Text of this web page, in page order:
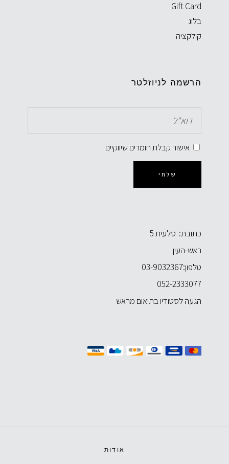
Gift Card
בלוג
קולקציה
הרשמה לניוזלטר
אישור קבלת חומרים שיווקיים
שלחי
כתובת: סלעית 5
ראש-העין
טלפון:03-9032367
052-2333077
הגעה לסטודיו בתיאום מראש
אודות